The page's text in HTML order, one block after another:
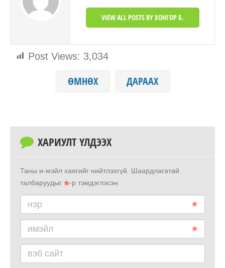
Post Views: 3,034
VIEW ALL POSTS BY ХОНГОР Б.
ӨМНӨХ ДАРААХ
ХАРИУЛТ ҮЛДЭЭХ
Таны и-мэйл хаягийг нийтлэхгүй.
Шаардлагатай
талбаруудыг
-р тэмдэглэсэн
нэр
имэйл
вэб сайт